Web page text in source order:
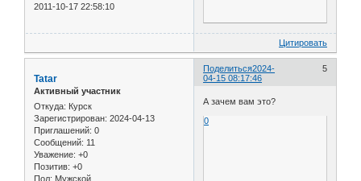
2011-10-17 22:58:10
Цитировать
Поделиться 5
2024-
04-15 08:17:46
Tatar
Активный участник
Откуда: Курск
Зарегистрирован: 2024-04-13
Приглашений: 0
Сообщений: 11
Уважение: +0
Позитив: +0
Пол: Мужской
А зачем вам это?
0